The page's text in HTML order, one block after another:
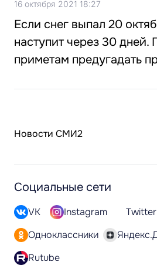
16 октября 2021 18:27
Если снег выпал 20
наступит через 30 дней.
приметам предугадать
Новости СМИ2
Социальные сети
VK Instagram Twitter
Одноклассники
Rutube